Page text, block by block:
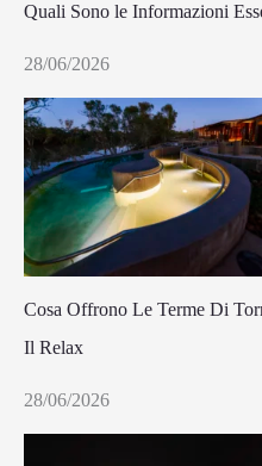
Quali Sono le Informazioni
28/06/2026
Cosa Offrono Le Terme Di
Il Relax
28/06/2026